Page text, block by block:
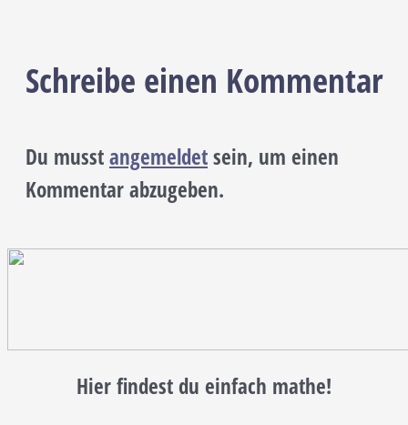
Schreibe einen Kommentar
Du musstangemeldetsein, um einen
Kommentar abzugeben.
Hier findest du einfach mathe!